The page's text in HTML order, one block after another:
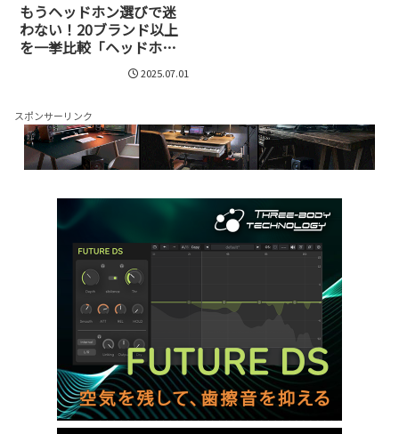
もうヘッドホン選びで迷
わない！20ブランド以上
を一挙比較「ヘッドホ
ン・ヘッドホンアンプ大
試聴会2025」8月1日、2日
2025.07.01
スポンサーリンク